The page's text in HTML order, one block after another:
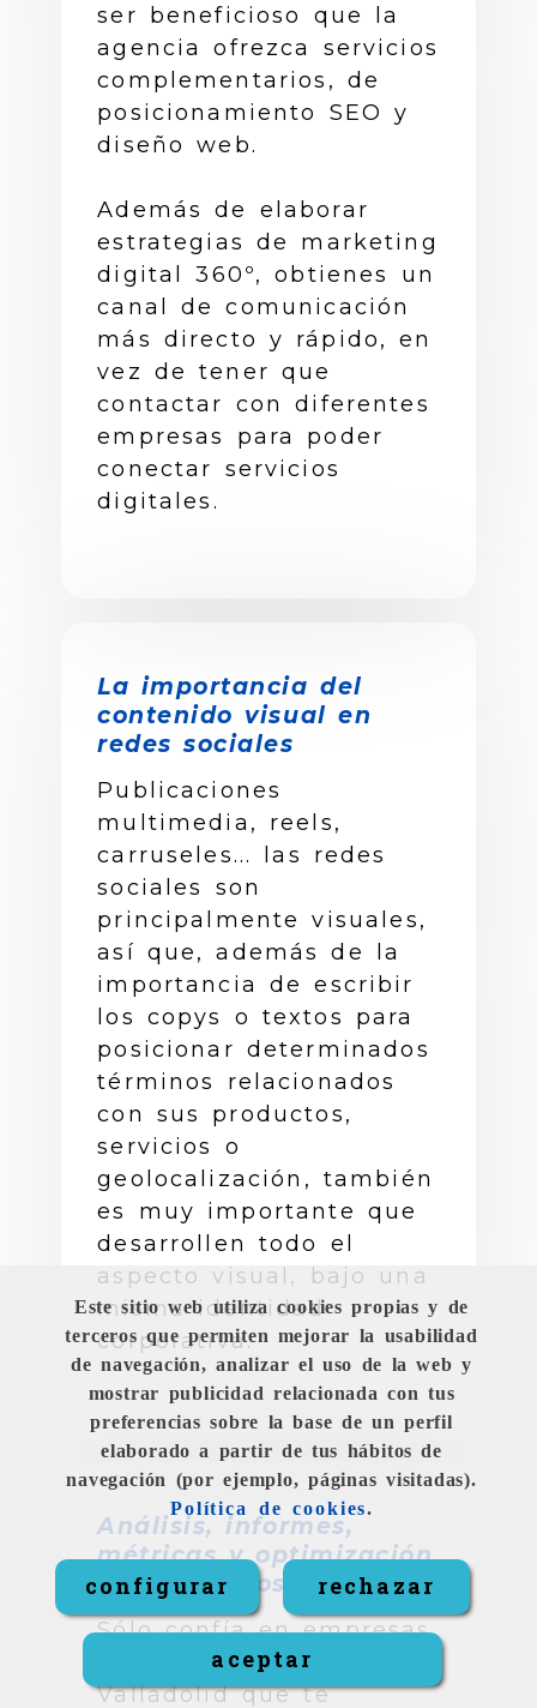
Este sitio web utiliza cookies propias y de
terceros que permiten mejorar la usabilidad
de navegación, analizar el uso de la web y
mostrar publicidad relacionada con tus
preferencias sobre la base de un perfil
elaborado a partir de tus hábitos de
navegación (por ejemplo, páginas visitadas).
Política de cookies.
configurar rechazar
aceptar
ser beneficioso que la
agencia ofrezca servicios
complementarios, de
posicionamiento SEO y
diseño web.
Además de elaborar
estrategias de marketing
digital 360º, obtienes un
canal de comunicación
más directo y rápido, en
vez de tener que
contactar con diferentes
empresas para poder
conectar servicios
digitales.
La importancia del
contenido visual en
redes sociales
Publicaciones
multimedia, reels,
carruseles... las redes
sociales son
principalmente visuales,
así que, además de la
importancia de escribir
los copys o textos para
posicionar determinados
términos relacionados
con sus productos,
servicios o
geolocalización, también
es muy importante que
desarrollen todo el
aspecto visual, bajo una
misma identidad
corporativa.
Análisis, informes,
métricas y optimización
de resultados
Sólo confía en empresas
de redes sociales en
Valladolid que te